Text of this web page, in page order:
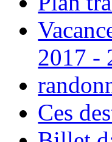
2017 -
Ces